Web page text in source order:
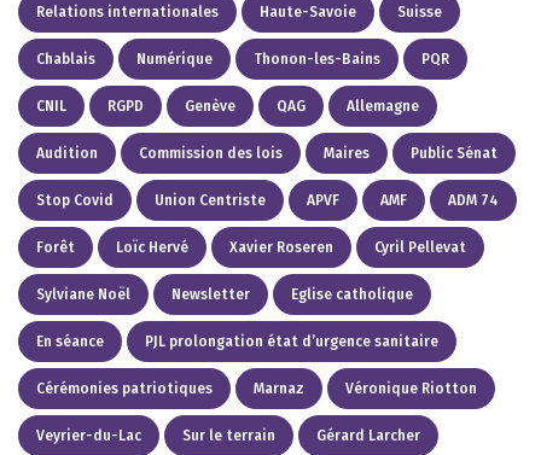
Relations internationales Haute-Savoie Suisse
Chablais Numérique Thonon-les-Bains PQR
CNIL RGPD Genève QAG Allemagne
Audition Commission des lois Maires Public Sénat
Stop Covid Union Centriste APVF AMF ADM 74
Forêt Loïc Hervé Xavier Roseren Cyril Pellevat
Sylviane Noël Newsletter Eglise catholique
En séance PJL prolongation état d’urgence sanitaire
Cérémonies patriotiques Marnaz Véronique Riotton
Veyrier-du-Lac Sur le terrain Gérard Larcher